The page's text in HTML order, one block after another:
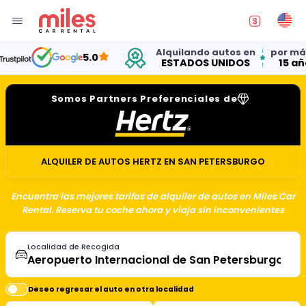
5.0 Alquilando autos en
ESTADOS UNIDOS
por más de
15 años
Somos Partners Preferenciales de
ALQUILER DE AUTOS HERTZ EN SAN PETERSBURGO
Encuentra las mejores tarifas de alquiler de autos en Miles Car
Rental. Reserva tu coche ahora y viaja sin inconvenientes
Localidad de Recogida
Deseo regresar el auto en otra localidad